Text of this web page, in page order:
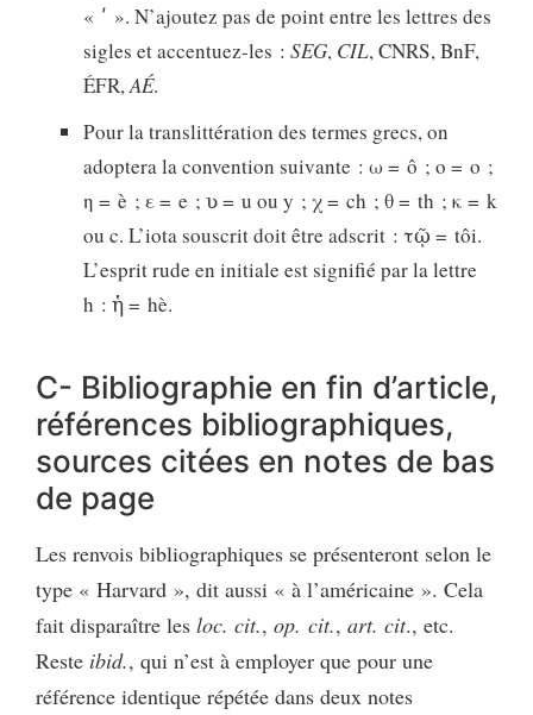
« ʹ ». N’ajoutez pas de point entre les lettres des
sigles et accentuez-les : SEG, CIL, CNRS, BnF,
ÉFR,AÉ.
Pour la translittération des termes grecs, on
adoptera la convention suivante : ω = ô ; ο = o ;
η = è ; ε = e ; ʋ = u ou y ; χ = ch ; θ = th ; κ = k
ou c. L’iota souscrit doit être adscrit : τῷ = tôi.
L’esprit rude en initiale est signifié par la lettre
h : ἡ = hè.
C- Bibliographie en fin d’article,
références bibliographiques,
sources citées en notes de bas
de page
Les renvois bibliographiques se présenteront selon le
type « Harvard », dit aussi « à l’américaine ». Cela
fait disparaître les loc. cit., op. cit., art. cit., etc.
Reste ibid., qui n’est à employer que pour une
référence identique répétée dans deux notes